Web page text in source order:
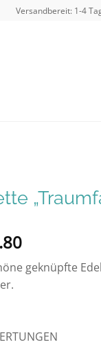
Versandbereit: 1-4
geknüpfte